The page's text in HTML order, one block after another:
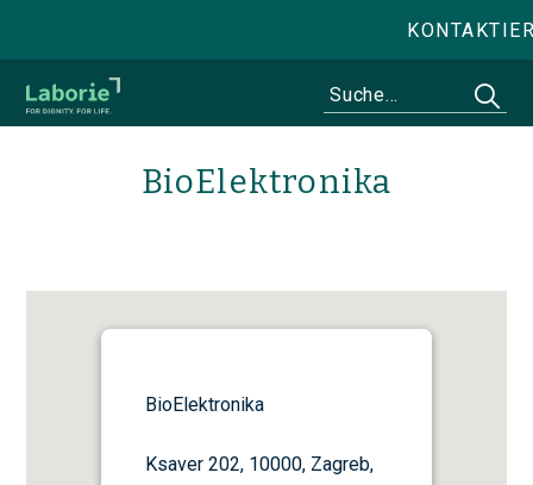
BioElektronika
BioElektronika
Ksaver 202, 10000, Zagreb,